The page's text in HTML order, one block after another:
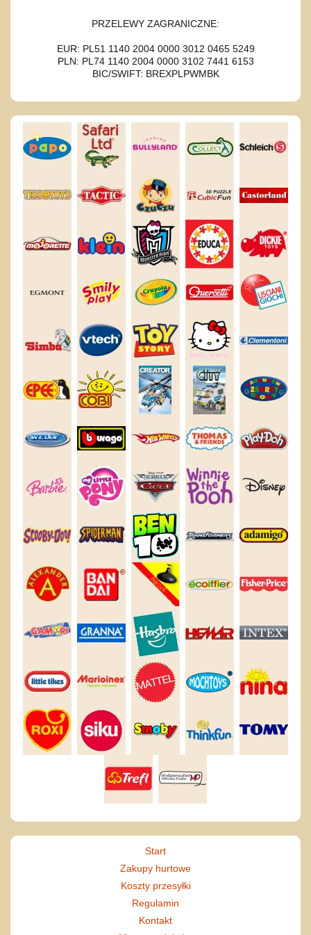
PRZELEWY ZAGRANICZNE:
EUR: PL51 1140 2004 0000 3012 0465 5249
PLN: PL74 1140 2004 0000 3102 7441 6153
BIC/SWIFT: BREXPLPWMBK
Start
Zakupy hurtowe
Koszty przesyłki
Regulamin
Kontakt